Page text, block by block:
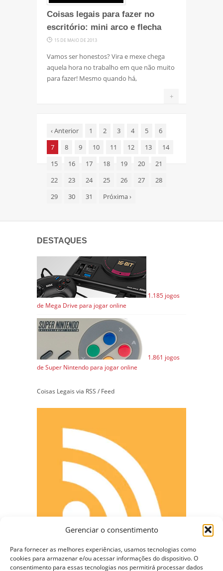
Gerenciar o consentimento
Para fornecer as melhores experiências, usamos tecnologias como
cookies para armazenar e/ou acessar informações do dispositivo. O
consentimento para essas tecnologias nos permitirá processar dados
Coisas legais para fazer no
escritório: mini arco e flecha
15 DE MAIO DE 2013
Vamos ser honestos? Vira e mexe chega
aquela hora no trabalho em que não muito
para fazer! Mesmo quando há,
+
‹Anterior 1 2 3 4 5
6
7
8 9 10 11 12 13
14
15
16 17 18 19 20
21
22
23 24 25 26 27
28
29
30 31 Próxima›
DESTAQUES
1.185 jogos
de Mega Drive para jogar online
1.861 jogos
de Super Nintendo para jogar online
Coisas Legais via RSS / Feed